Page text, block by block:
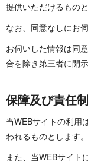
提供いただけるものと
なお、同意なしにお伺
お伺いした情報は同
合を除き第三者に開示
保障及び 責 任
当WEBサイトの利用
われるものと し ま す 。
また、当WEBサイト